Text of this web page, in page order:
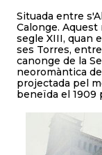
Situada entre
Calonge.
segle XIII, quan
ses Torres,
canonge de la
neoromàntica
projectada pel
beneïda el 1909